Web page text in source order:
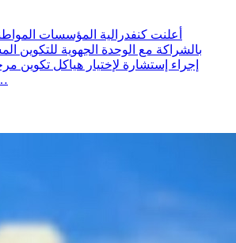
أعلنت كنفدرالية المؤسسات
بالشراكة مع الوحدة الجهوية للتكوين
إجراء إستشارة لإختيار هياكل تكوين
التكوين